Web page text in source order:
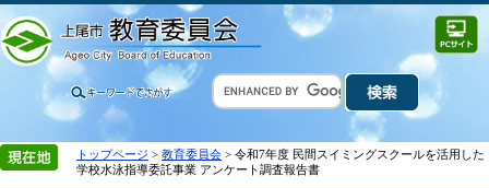
トップページ > 教育委員会 > 令和7年度 民間スイミングスクールを活用した
学校水泳指導委託事業 アンケート調査報告書